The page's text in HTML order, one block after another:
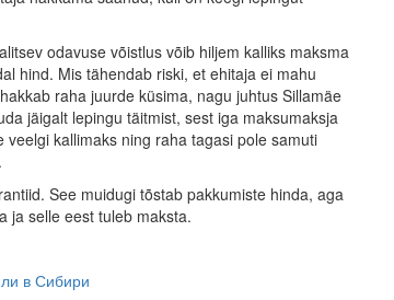
odavuse võistlus võib hiljem kalliks maksma
hind. Mis tähendab riski, et ehitaja ei mahu
raha juurde küsima, nagu juhtus Sillamäe
jäigalt lepingu täitmist, sest iga maksumaksja
kallimaks ning raha tagasi pole samuti
See muidugi tõstab pakkumiste hinda, aga
ja selle eest tuleb maksta.
в Сибири